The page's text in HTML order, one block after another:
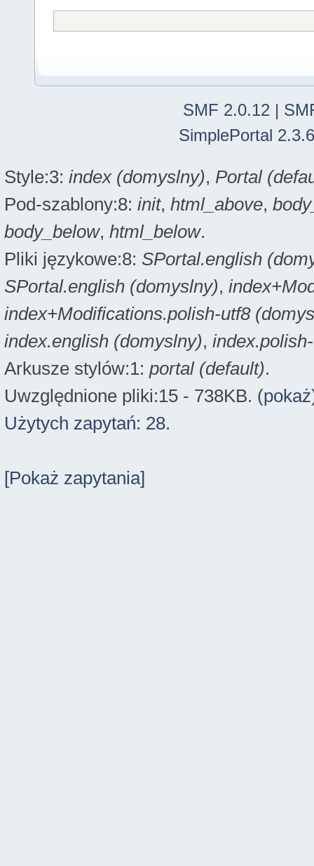
SMF 2.0.12 |
SimplePortal
Style:3: index (domyslny), Portal
Pod-szablony:8: init, html_above,
body_below, html_below.
Pliki językowe:8: SPortal.english
SPortal.english (domyslny),
index+Modifications.polish-utf8
index.english (domyslny),
Arkusze stylów:1: portal (default).
Uwzględnione pliki:15 - 738KB. (pokaż
Użytych zapytań: 28.
[Pokaż zapytania]